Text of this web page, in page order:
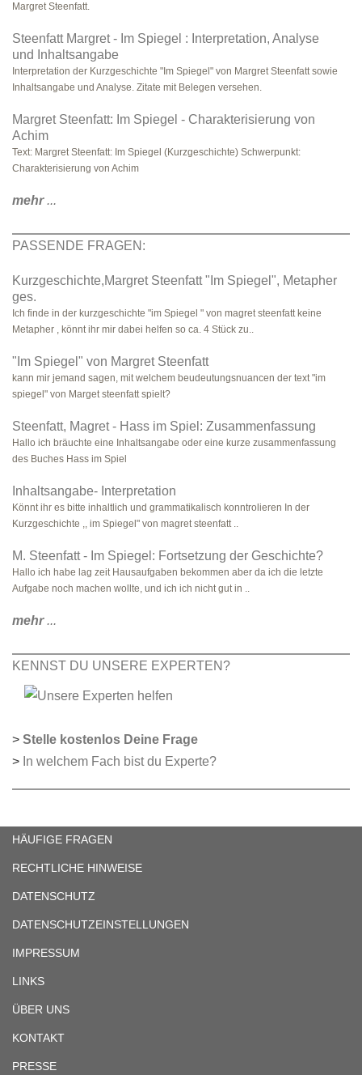
Margret Steenfatt.
Steenfatt Margret - Im Spiegel : Interpretation, Analyse
und Inhaltsangabe
Interpretation der Kurzgeschichte "Im Spiegel" von Margret Steenfatt sowie
Inhaltsangabe und Analyse. Zitate mit Belegen versehen.
Margret Steenfatt: Im Spiegel - Charakterisierung von
Achim
Text: Margret Steenfatt: Im Spiegel (Kurzgeschichte) Schwerpunkt:
Charakterisierung von Achim
mehr...
PASSENDE FRAGEN:
Kurzgeschichte,Margret Steenfatt "Im Spiegel", Metapher
ges.
Ich finde in der kurzgeschichte "im Spiegel " von magret steenfatt keine
Metapher , könnt ihr mir dabei helfen so ca. 4 Stück zu..
"Im Spiegel" von Margret Steenfatt
kann mir jemand sagen, mit welchem beudeutungsnuancen der text "im
spiegel" von Marget steenfatt spielt?
Steenfatt, Magret - Hass im Spiel: Zusammenfassung
Hallo ich bräuchte eine Inhaltsangabe oder eine kurze zusammenfassung
des Buches Hass im Spiel
Inhaltsangabe- Interpretation
Könnt ihr es bitte inhaltlich und grammatikalisch konntrolieren In der
Kurzgeschichte ,, im Spiegel" von magret steenfatt ..
M. Steenfatt - Im Spiegel: Fortsetzung der Geschichte?
Hallo ich habe lag zeit Hausaufgaben bekommen aber da ich die letzte
Aufgabe noch machen wollte, und ich ich nicht gut in ..
mehr...
KENNST DU UNSERE EXPERTEN?
> Stelle kostenlos Deine Frage
> In welchem Fach bist du Experte?
HÄUFIGE FRAGEN
RECHTLICHE HINWEISE
DATENSCHUTZ
DATENSCHUTZEINSTELLUNGEN
IMPRESSUM
LINKS
ÜBER UNS
KONTAKT
PRESSE